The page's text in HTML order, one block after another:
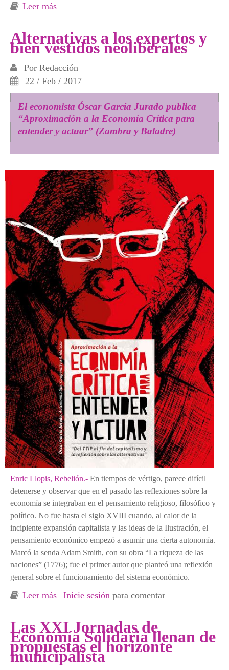
Leer más
Alternativas a los expertos y
bien vestidos neoliberales
Por Redacción
22 / Feb / 2017
El economista Óscar García Jurado publica
“Aproximación a la Economía Crítica para
entender y actuar” (Zambra y Baladre)
Enric Llopis, Rebelión.- En tiempos de vértigo, parece difícil
detenerse y observar que en el pasado las reflexiones sobre la
economía se integraban en el pensamiento religioso, filosófico y
político. No fue hasta el siglo XVIII cuando, al calor de la
incipiente expansión capitalista y las ideas de la Ilustración, el
pensamiento económico empezó a asumir una cierta autonomía.
Marcó la senda Adam Smith, con su obra “La riqueza de las
naciones” (1776); fue el primer autor que planteó una reflexión
general sobre el funcionamiento del sistema económico.
Leer más sobre Alternativas a los expertos y bien
Inicie sesión para comentar
Las XXI Jornadas de
Economía Solidaria llenan de
propuestas el horizonte
municipalista